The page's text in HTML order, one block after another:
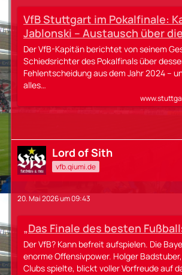
VfB Stuttgart im Pokalfinale:
Jablonski – Austausch über
Gelb-Rote Karte
Der VfB-Kapitän berichtet von seinem
Schiedsrichter des Pokalfinals über
Fehlentscheidung aus dem Jahr 2024 –
alles…
Lord of Sith
vfb.qiumi.de
20. Mai 2026 um 09:43
„Das Finale des besten
Der VfB? Kann befreit aufspielen. Die
enorme Offensivpower. Holger
Clubs spielte, blickt voller Vorfreude auf